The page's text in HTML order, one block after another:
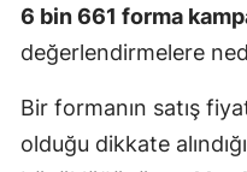
6 bin 661 forma
değerlendirmelere
Bir formanın satış
olduğu dikkate